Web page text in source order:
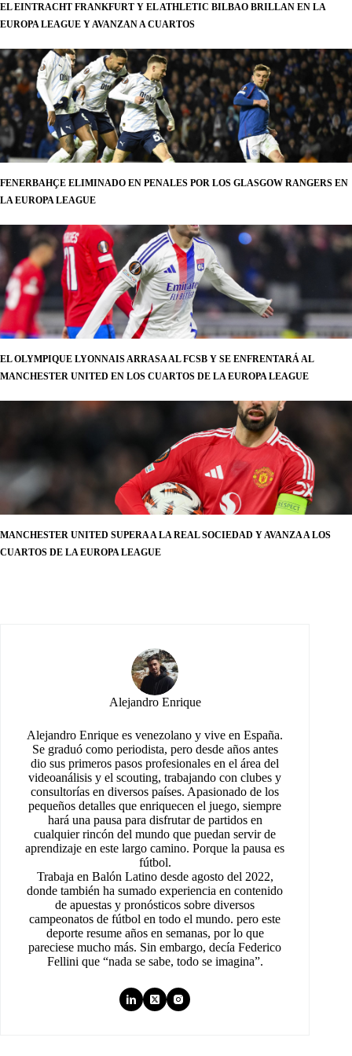
EL EINTRACHT FRANKFURT Y EL ATHLETIC BILBAO BRILLAN EN LA
EUROPA LEAGUE Y AVANZAN A CUARTOS
FENERBAHÇE ELIMINADO EN PENALES POR LOS GLASGOW RANGERS EN
LA EUROPA LEAGUE
EL OLYMPIQUE LYONNAIS ARRASA AL FCSB Y SE ENFRENTARÁ AL
MANCHESTER UNITED EN LOS CUARTOS DE LA EUROPA LEAGUE
MANCHESTER UNITED SUPERA A LA REAL SOCIEDAD Y AVANZA A LOS
CUARTOS DE LA EUROPA LEAGUE
Alejandro Enrique
Alejandro Enrique es venezolano y vive en España.
Se graduó como periodista, pero desde años antes
dio sus primeros pasos profesionales en el área del
videoanálisis y el scouting, trabajando con clubes y
consultorías en diversos países. Apasionado de los
pequeños detalles que enriquecen el juego, siempre
hará una pausa para disfrutar de partidos en
cualquier rincón del mundo que puedan servir de
aprendizaje en este largo camino. Porque la pausa es
fútbol.
Trabaja en Balón Latino desde agosto del 2022,
donde también ha sumado experiencia en contenido
de apuestas y pronósticos sobre diversos
campeonatos de fútbol en todo el mundo. pero este
deporte resume años en semanas, por lo que
pareciese mucho más. Sin embargo, decía Federico
Fellini que “nada se sabe, todo se imagina”.